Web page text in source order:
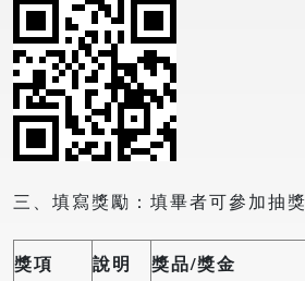
三、填寫獎勵：填畢者可參加抽
獎項 說明 獎品/獎金